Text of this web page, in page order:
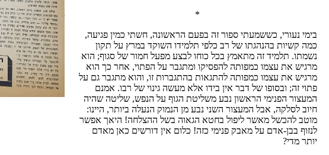
*
בימי נעורי, כששמעתי ספור זה בפעם הראשונה, חשתי כמין פגיעה,
כמה קשיות בהנהגתו של רב כלפי תלמידו השוקד במרץ על תקון
נשמתו. תלמיד זה מתאמץ בכל כוחו לבצע מפעל חמור של סגוף; הוא
מרגיש את עצמו כמפותה להפסיקו ומתגבר על הפתוי, אחר כך הוא
מרגיש את עצמו כמפותה להתגאות בהתגברות זו, והוא מתגבר גם על
פתוי זה; ובסופו של דבר אין בידו אלא מעשה גינוי של רבו. אמנם
המעצור הפנימי הראשון נבע משליטת הגוף על הנפש, שליטה שהיה
חיוב לסלקה, אבל המעצור השני נבע מן הנמוק הנעלה ביותר, היינו:
מוטב להכשל מאשר ליפול בחטא הגאוה בשל ההצלחה! היאך אפשר
לנזוף בבן-אדם על מאבק פנימי כזה! כלום אין דורשים כאן מאדם
יותר מדי?